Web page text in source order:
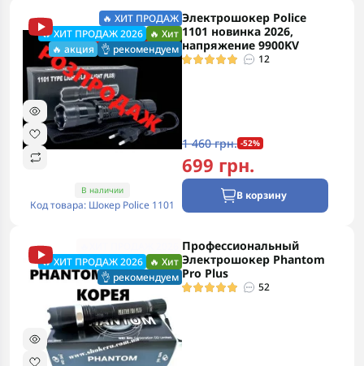
🔥 ХИТ ПРОДАЖ
🔥 ХИТ ПРОДАЖ 2026 🔥 Хит
🔥 акция 👌 рекомендуем
В наличии
Код товара: Шокер Police 1101
Электрошокер Police
1101 новинка 2026,
напряжение 9900KV
12
1 460 грн. -52%
699 грн.
В корзину
🔥 ХИТ ПРОДАЖ 2026 🔥 Хит
👌 рекомендуем
Профессиональный
Электрошокер Phantom
Pro Plus
52